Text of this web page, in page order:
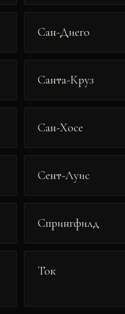
Сан-Диего
Санта-Круз
Сан-Хосе
Сент-Луис
Спрингфилд
Ток